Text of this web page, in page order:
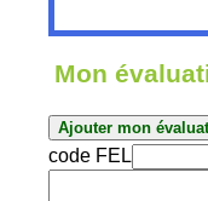
Mon
code FEL